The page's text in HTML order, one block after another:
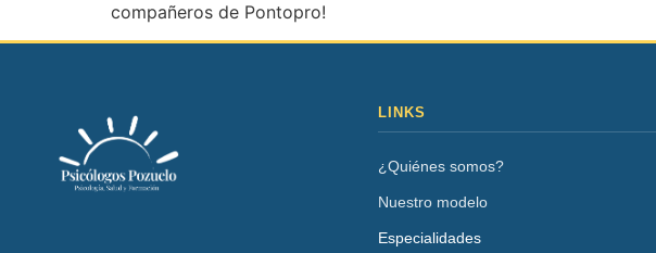
compañeros de Pontopro!
LINKS
¿Quiénes somos?
Nuestro modelo
Especialidades